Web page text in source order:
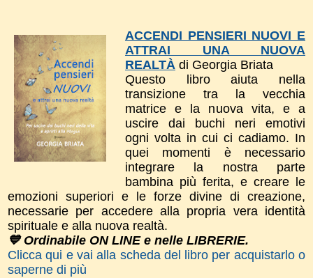
ACCENDI PENSIERI NUOVI E
ATTRAI UNA NUOVA
REALTÀ di Georgia Briata
Questo libro aiuta nella
transizione tra la vecchia
matrice e la nuova vita, e a
uscire dai buchi neri emotivi
ogni volta in cui ci cadiamo. In
quei momenti è necessario
integrare la nostra parte
bambina più ferita, e creare le
emozioni superiori e le forze divine di creazione,
necessarie per accedere alla propria vera identità
spirituale e alla nuova realtà.
💙 Ordinabile ON LINE e nelle LIBRERIE.
Clicca qui e vai alla scheda del libro per acquistarlo o
saperne di più